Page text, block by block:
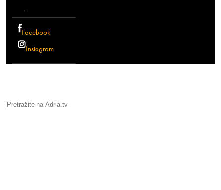
Facebook
Instagram
Search